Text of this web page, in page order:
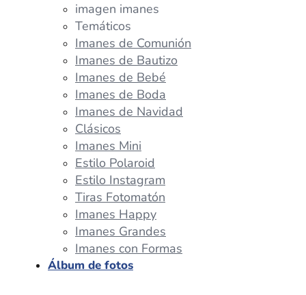
imagen imanes
Temáticos
Imanes de Comunión
Imanes de Bautizo
Imanes de Bebé
Imanes de Boda
Imanes de Navidad
Clásicos
Imanes Mini
Estilo Polaroid
Estilo Instagram
Tiras Fotomatón
Imanes Happy
Imanes Grandes
Imanes con Formas
Álbum de fotos